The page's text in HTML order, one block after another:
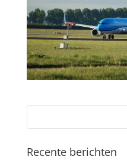
Recente berichten